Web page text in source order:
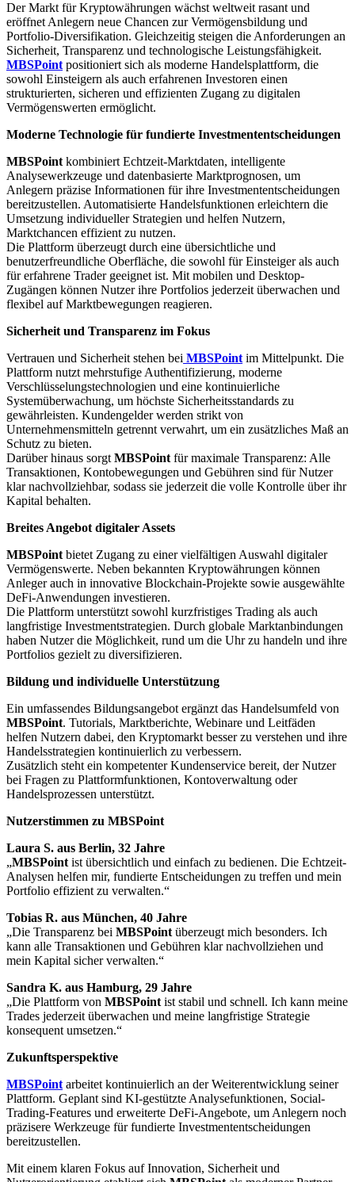
Der Markt für Kryptowährungen wächst weltweit rasant und
eröffnet Anlegern neue Chancen zur Vermögensbildung und
Portfolio-Diversifikation. Gleichzeitig steigen die Anforderungen an
Sicherheit, Transparenz und technologische Leistungsfähigkeit.
MBSPoint positioniert sich als moderne Handelsplattform, die
sowohl Einsteigern als auch erfahrenen Investoren einen
strukturierten, sicheren und effizienten Zugang zu digitalen
Vermögenswerten ermöglicht.
Moderne Technologie für fundierte Investmententscheidungen
MBSPoint kombiniert Echtzeit-Marktdaten, intelligente
Analysewerkzeuge und datenbasierte Marktprognosen, um
Anlegern präzise Informationen für ihre Investmententscheidungen
bereitzustellen. Automatisierte Handelsfunktionen erleichtern die
Umsetzung individueller Strategien und helfen Nutzern,
Marktchancen effizient zu nutzen.
Die Plattform überzeugt durch eine übersichtliche und
benutzerfreundliche Oberfläche, die sowohl für Einsteiger als auch
für erfahrene Trader geeignet ist. Mit mobilen und Desktop-
Zugängen können Nutzer ihre Portfolios jederzeit überwachen und
flexibel auf Marktbewegungen reagieren.
Sicherheit und Transparenz im Fokus
Vertrauen und Sicherheit stehen bei MBSPoint im Mittelpunkt. Die
Plattform nutzt mehrstufige Authentifizierung, moderne
Verschlüsselungstechnologien und eine kontinuierliche
Systemüberwachung, um höchste Sicherheitsstandards zu
gewährleisten. Kundengelder werden strikt von
Unternehmensmitteln getrennt verwahrt, um ein zusätzliches Maß an
Schutz zu bieten.
Darüber hinaus sorgt MBSPoint für maximale Transparenz: Alle
Transaktionen, Kontobewegungen und Gebühren sind für Nutzer
klar nachvollziehbar, sodass sie jederzeit die volle Kontrolle über ihr
Kapital behalten.
Breites Angebot digitaler Assets
MBSPoint bietet Zugang zu einer vielfältigen Auswahl digitaler
Vermögenswerte. Neben bekannten Kryptowährungen können
Anleger auch in innovative Blockchain-Projekte sowie ausgewählte
DeFi-Anwendungen investieren.
Die Plattform unterstützt sowohl kurzfristiges Trading als auch
langfristige Investmentstrategien. Durch globale Marktanbindungen
haben Nutzer die Möglichkeit, rund um die Uhr zu handeln und ihre
Portfolios gezielt zu diversifizieren.
Bildung und individuelle Unterstützung
Ein umfassendes Bildungsangebot ergänzt das Handelsumfeld von
MBSPoint. Tutorials, Marktberichte, Webinare und Leitfäden
helfen Nutzern dabei, den Kryptomarkt besser zu verstehen und ihre
Handelsstrategien kontinuierlich zu verbessern.
Zusätzlich steht ein kompetenter Kundenservice bereit, der Nutzer
bei Fragen zu Plattformfunktionen, Kontoverwaltung oder
Handelsprozessen unterstützt.
Nutzerstimmen zu MBSPoint
Laura S. aus Berlin, 32 Jahre
„MBSPoint ist übersichtlich und einfach zu bedienen. Die Echtzeit-
Analysen helfen mir, fundierte Entscheidungen zu treffen und mein
Portfolio effizient zu verwalten.“
Tobias R. aus München, 40 Jahre
„Die Transparenz bei MBSPoint überzeugt mich besonders. Ich
kann alle Transaktionen und Gebühren klar nachvollziehen und
mein Kapital sicher verwalten.“
Sandra K. aus Hamburg, 29 Jahre
„Die Plattform von MBSPoint ist stabil und schnell. Ich kann meine
Trades jederzeit überwachen und meine langfristige Strategie
konsequent umsetzen.“
Zukunftsperspektive
MBSPoint arbeitet kontinuierlich an der Weiterentwicklung seiner
Plattform. Geplant sind KI-gestützte Analysefunktionen, Social-
Trading-Features und erweiterte DeFi-Angebote, um Anlegern noch
präzisere Werkzeuge für fundierte Investmententscheidungen
bereitzustellen.
Mit einem klaren Fokus auf Innovation, Sicherheit und